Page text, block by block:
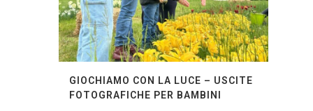
GIOCHIAMO CON LA LUCE – USCITE
FOTOGRAFICHE PER BAMBINI